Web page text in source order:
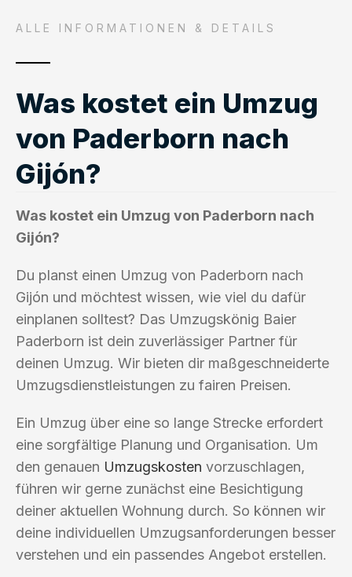
ALLE INFORMATIONEN & DETAILS
Was kostet ein Umzug
von Paderborn nach
Gijón?
Was kostet ein Umzug von Paderborn nach
Gijón?
Du planst einen Umzug von Paderborn nach
Gijón und möchtest wissen, wie viel du dafür
einplanen solltest? Das Umzugskönig Baier
Paderborn ist dein zuverlässiger Partner für
deinen Umzug. Wir bieten dir maßgeschneiderte
Umzugsdienstleistungen zu fairen Preisen.
Ein Umzug über eine so lange Strecke erfordert
eine sorgfältige Planung und Organisation. Um
den genauen Umzugskosten vorzuschlagen,
führen wir gerne zunächst eine Besichtigung
deiner aktuellen Wohnung durch. So können wir
deine individuellen Umzugsanforderungen besser
verstehen und ein passendes Angebot erstellen.